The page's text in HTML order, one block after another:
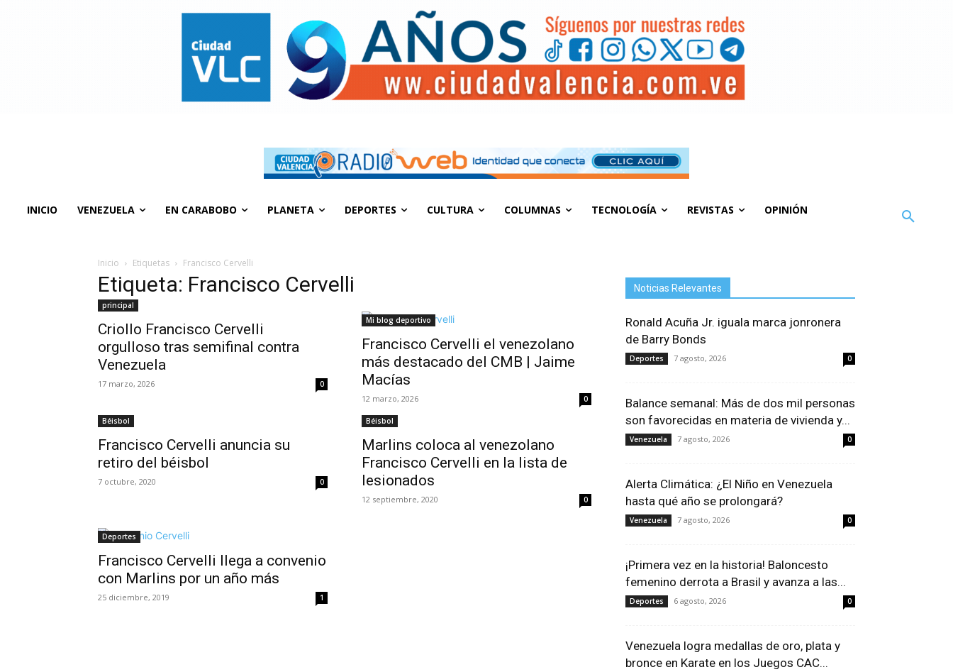
INICIO VENEZUELA EN CARABOBO PLANETA DEPORTES CULTURA COLUMNAS TECNOLOGÍA REVISTAS OPINIÓN
Inicio Etiquetas Francisco Cervelli
Etiqueta: Francisco Cervelli
principal
Criollo Francisco Cervelli
orgulloso tras semifinal contra
Venezuela
17 marzo, 2026 0
Mi blog deportivo
Francisco Cervelli el venezolano
más destacado del CMB | Jaime
Macías
12 marzo, 2026 0
Béisbol
Francisco Cervelli anuncia su
retiro del béisbol
7 octubre, 2020 0
Béisbol
Marlins coloca al venezolano
Francisco Cervelli en la lista de
lesionados
12 septiembre, 2020 0
Deportes
Francisco Cervelli llega a convenio
con Marlins por un año más
25 diciembre, 2019 1
Noticias Relevantes
Ronald Acuña Jr. iguala marca jonronera
de Barry Bonds
Deportes 7 agosto, 2026 0
Balance semanal: Más de dos mil personas
son favorecidas en materia de vivienda y...
Venezuela 7 agosto, 2026 0
Alerta Climática: ¿El Niño en Venezuela
hasta qué año se prolongará?
Venezuela 7 agosto, 2026 0
¡Primera vez en la historia! Baloncesto
femenino derrota a Brasil y avanza a las...
Deportes 6 agosto, 2026 0
Venezuela logra medallas de oro, plata y
bronce en Karate en los Juegos CAC...